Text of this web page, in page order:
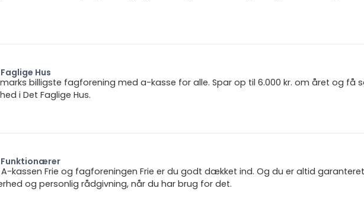
Hus
billigste fagforening med a-kasse for alle. Spar op til 6.000 kr. om året og få
i Det Faglige Hus.
Funktionærer
A-kassen Frie og fagforeningen Frie er du godt dækket ind. Og du er altid
og personlig rådgivning, når du har brug for det.